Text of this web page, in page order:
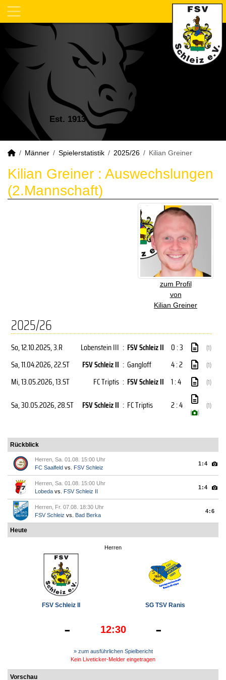
Est. 1913
Männer Spielerstatistik 2025/26 Kilian Greiner
Kilian Greiner : Auswechslungen
(2.Mannschaft)
zum Profil
von
Kilian Greiner
2025/26
So, 12.10.2025, 3.R Lobenstein III : FSV Schleiz II 0 : 3 (1)
Sa, 11.04.2026, 22.ST FSV Schleiz II : Gangloff 4 : 2 (1)
Mi, 13.05.2026, 13.ST FC Triptis : FSV Schleiz II 1 : 4 (1)
Sa, 30.05.2026, 28.ST FSV Schleiz II : FC Triptis 2 : 4
( )
(1)
Rückblick
Herren, Sa. 01.08. 15:00 Uhr
FC Saalfeld vs. FSV Schleiz
1:4
Herren, Sa. 01.08. 15:00 Uhr
Lobeda vs. FSV Schleiz II
1:4
Herren, Fr. 07.08. 18:30 Uhr
FSV Schleiz vs. Bad Berka
4:6
Heute
Herren
FSV Schleiz II SG TSV Ranis
- 12:30 -
» zum ausführlichen Spielbericht
Kein Liveticker-Melder eingetragen
Vorschau